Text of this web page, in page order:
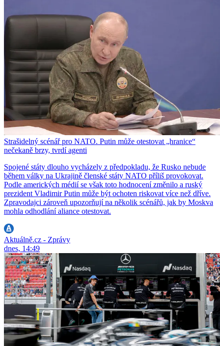
Strašidelný scénář pro NATO. Putin může otestovat „hranice“
nečekaně brzy, tvrdí agenti
Spojené státy dlouho vycházely z předpokladu, že Rusko nebude
během války na Ukrajině členské státy NATO příliš provokovat.
Podle amerických médií se však toto hodnocení změnilo a ruský
prezident Vladimir Putin může být ochoten riskovat více než dříve.
Zpravodajci zároveň upozorňují na několik scénářů, jak by Moskva
mohla odhodlání aliance otestovat.
Aktuálně.cz - Zprávy
dnes, 14:49